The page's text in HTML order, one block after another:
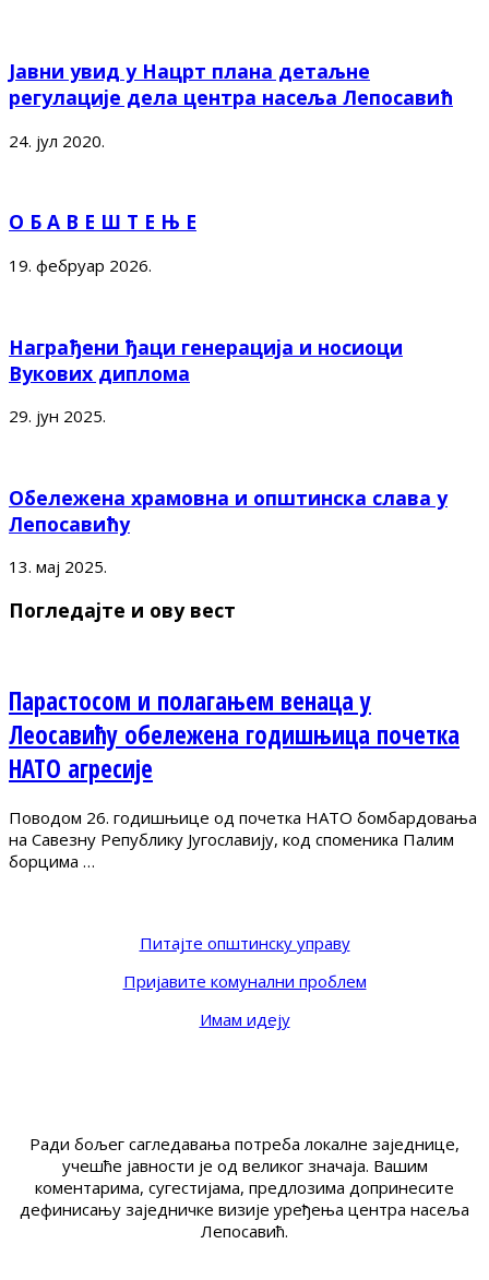
Јавни увид у Нацрт плана детаљне
регулације дела центра насеља Лепосавић
24. јул 2020.
О Б А В Е Ш Т Е Њ Е
19. фебруар 2026.
Награђени ђаци генерација и носиоци
Вукових диплома
29. јун 2025.
Обележена храмовна и општинска слава у
Лепосавићу
13. мај 2025.
Погледајте и ову вест
Парастосом и полагањем венаца у
Леосавићу обележена годишњица почетка
НАТО агресије
Поводом 26. годишњице од почетка НАТО бомбардовања
на Савезну Републику Југославију, код споменика Палим
борцима …
Питајте општинску управу
Пријавите комунални проблем
Имам идеју
Ради бољег сагледавања потреба локалне заједнице,
учешће јавности је од великог значаја. Вашим
коментарима, сугестијама, предлозима допринесите
дефинисању заједничке визије уређења центра насеља
Лепосавић.